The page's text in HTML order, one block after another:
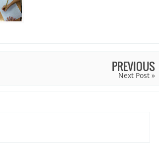
PREVIOUS
Next Post »